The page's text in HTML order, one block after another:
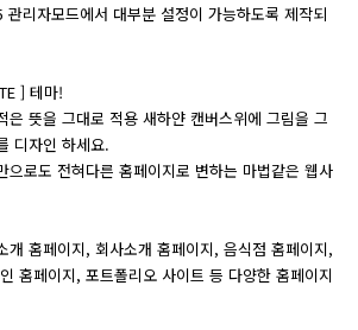
관리자모드에서 대부분 설정이 가능하도록 제작되
] 테마!
은 뜻을 그대로 적용 새하얀 캔버스위에 그림을 그
디자인 하세요.
으로도 전혀다른 홈페이지로 변하는 마법같은 웹사
개 홈페이지, 회사소개 홈페이지, 음식점 홈페이지,
홈페이지, 포트폴리오 사이트 등 다양한 홈페이지